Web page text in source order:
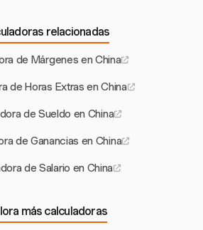
relacionadas
de Márgenes en China
de Horas Extras en China
de Sueldo en China
de Ganancias en China
de Salario en China
más calculadoras